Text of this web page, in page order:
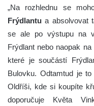
„Na rozhlednu se
Frýdlantu a absolvovat
se ale po výstupu na
Frýdlant nebo naopak
které je součástí
Bulovku. Odtamtud je
Oldříši, kde si koupíte
doporučuje Květa